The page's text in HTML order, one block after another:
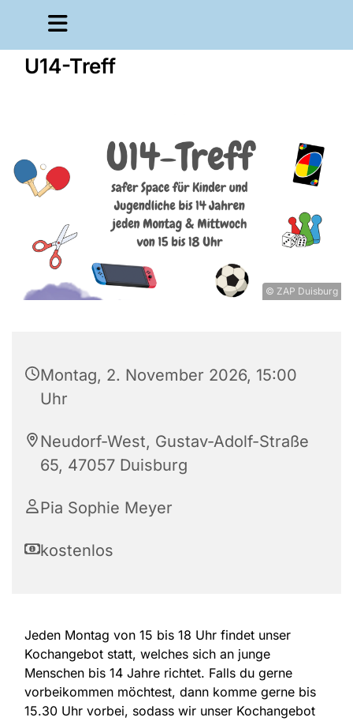
U14-Treff
© ZAP Duisburg
Montag, 2. November 2026, 15:00
Uhr
Neudorf-West, Gustav-Adolf-Straße
65, 47057 Duisburg
Pia Sophie Meyer
kostenlos
Jeden Montag von 15 bis 18 Uhr findet unser
Kochangebot statt, welches sich an junge
Menschen bis 14 Jahre richtet. Falls du gerne
vorbeikommen möchtest, dann komme gerne bis
15.30 Uhr vorbei, sodass wir unser Kochangebot